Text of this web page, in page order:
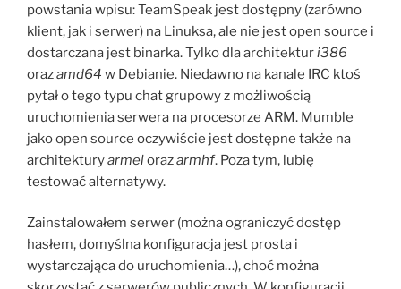
powstania wpisu: TeamSpeak jest dostępny (zarówno
klient, jak i serwer) na Linuksa, ale nie jest open source i
dostarczana jest binarka. Tylko dla architekturi386
orazamd64 w Debianie. Niedawno na kanale IRC ktoś
pytał o tego typu chat grupowy z możliwością
uruchomienia serwera na procesorze ARM. Mumble
jako open source oczywiście jest dostępne także na
architekturyarmelorazarmhf. Poza tym, lubię
testować alternatywy.
Zainstalowałem serwer (można ograniczyć dostęp
hasłem, domyślna konfiguracja jest prosta i
wystarczająca do uruchomienia…), choć można